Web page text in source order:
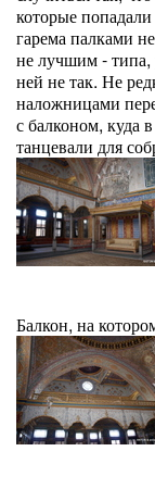
которые
гарема палками
не лучшим - типа,
ней не так. Не
наложницами
с балконом, куда
танцевали для
Балкон, на